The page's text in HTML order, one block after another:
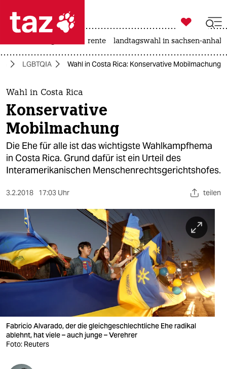
 taz zahl ich
taz zahl ich
themen
politik
öko
gesellschaft
sport
berlin
nord
wahrheit
verlag
veranstaltungen

taz zahl ich
rente landtagswahl in sachsen-anhalt
LGBTQIA Wahl in Costa Rica: Konservative Mobilmachung
Wahl in Costa Rica
Konservative
Mobilmachung
Die Ehe für alle ist das wichtigste Wahlkampfhema
in Costa Rica. Grund dafür ist ein Urteil des
Interamerikanischen Menschenrechtsgerichtshofes.
3.2.2018 17:03 Uhr teilen
Fabricio Alvarado, der die gleichgeschlechtliche Ehe radikal
ablehnt, hat viele – auch junge – Verehrer
Foto: Reuters